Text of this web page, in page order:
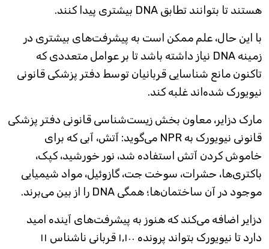
هستند تا بتوانند تطابق DNA بیشتری پیدا کنند.
با این حال، علم ممکن است به پیشرفت‌های بیشتری در
زمینه DNA نیاز داشته باشد تا بر عوامل متعددی که
تاکنون مانع شناسایی قربانیان توسط دفتر پزشکی قانونی
نیویورک شده‌اند غلبه کند.
مارک دزایر، معاون بخش زیست‌شناسی قانونی دفتر پزشکی
قانونی نیویورک به NPR می‌گوید: آتش، آبی که برای
خاموش کردن آتش استفاده شد، نور خورشید، کپک،
باکتری‌ها، حشرات، سوخت جت، گازوئیل، مواد شیمیایی
موجود در آن ساختمان‌ها؛ همگی DNA را از بین می‌برند.
دزایر اضافه می‌کند که هنوز به پیشرفت‌های آینده امید
دارد تا نیویورک بتواند پرونده ۱,۱۰۰ قربانی ناشناس ۱۱